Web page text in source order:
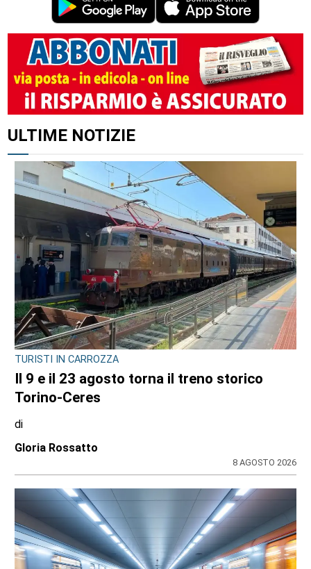
ULTIME NOTIZIE
TURISTI IN CARROZZA
Il 9 e il 23 agosto torna il treno storico
Torino-Ceres
di
Gloria Rossatto
8 AGOSTO 2026